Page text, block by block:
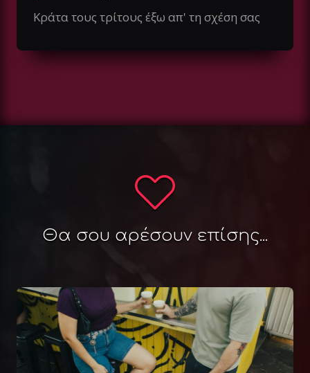
Κράτα τους τρίτους έξω απ' τη σχέση σας
Θα σου αρέσουν επίσης...